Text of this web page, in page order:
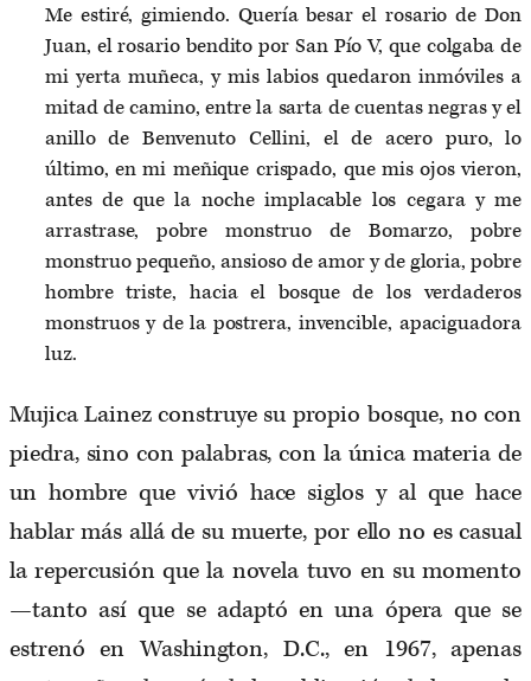
Me estiré, gimiendo. Quería besar el rosario de Don
Juan, el rosario bendito por San Pío V, que colgaba de
mi yerta muñeca, y mis labios quedaron inmóviles a
mitad de camino, entre la sarta de cuentas negras y el
anillo de Benvenuto Cellini, el de acero puro, lo
último, en mi meñique crispado, que mis ojos vieron,
antes de que la noche implacable los cegara y me
arrastrase, pobre monstruo de Bomarzo, pobre
monstruo pequeño, ansioso de amor y de gloria, pobre
hombre triste, hacia el bosque de los verdaderos
monstruos y de la postrera, invencible, apaciguadora
luz.
Mujica Lainez construye su propio bosque, no con
piedra, sino con palabras, con la única materia de
un hombre que vivió hace siglos y al que hace
hablar más allá de su muerte, por ello no es casual
la repercusión que la novela tuvo en su momento
—tanto así que se adaptó en una ópera que se
estrenó en Washington, D.C., en 1967, apenas